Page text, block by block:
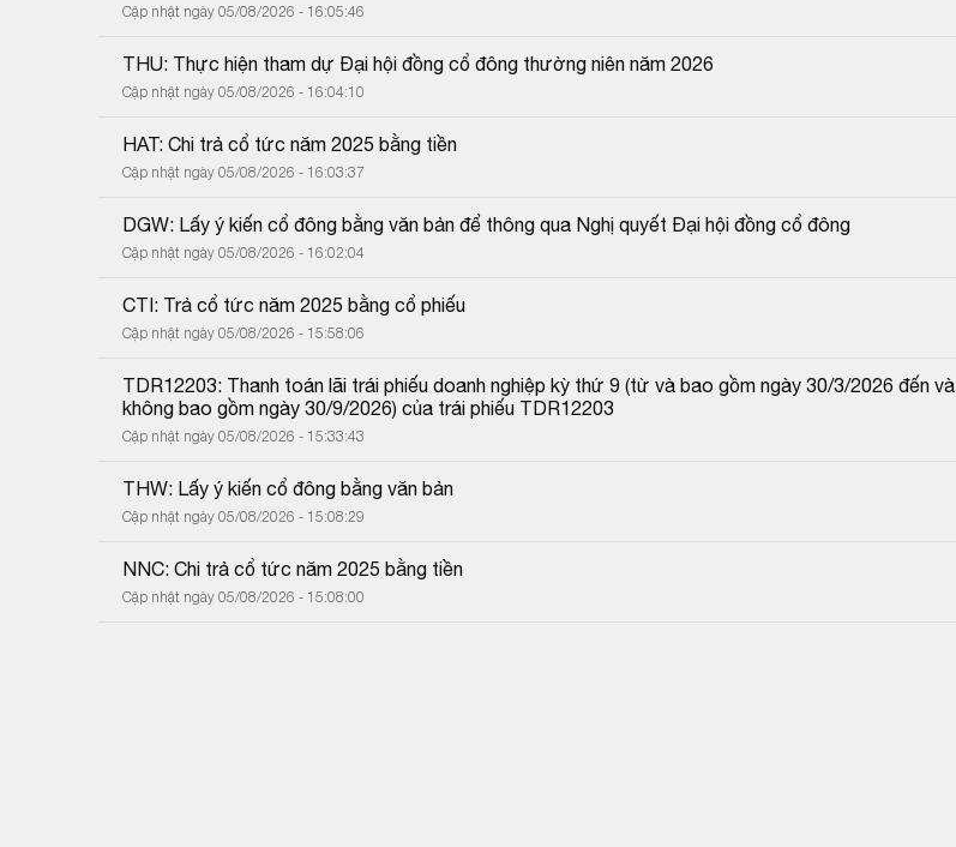
Cập nhật ngày 05/08/2026 - 16:05:46
THU: Thực hiện tham dự Đại hội đồng cổ đông thường niên năm 2026
Cập nhật ngày 05/08/2026 - 16:04:10
HAT: Chi trả cổ tức năm 2025 bằng tiền
Cập nhật ngày 05/08/2026 - 16:03:37
DGW: Lấy ý kiến cổ đông bằng văn bản để thông qua Nghị quyết Đại hội đồng cổ đông
Cập nhật ngày 05/08/2026 - 16:02:04
CTI: Trả cổ tức năm 2025 bằng cổ phiếu
Cập nhật ngày 05/08/2026 - 15:58:06
TDR12203: Thanh toán lãi trái phiếu doanh nghiệp kỳ thứ 9 (từ và bao gồm ngày 30/3/2026 đến và
không bao gồm ngày 30/9/2026) của trái phiếu TDR12203
Cập nhật ngày 05/08/2026 - 15:33:43
THW: Lấy ý kiến cổ đông bằng văn bản
Cập nhật ngày 05/08/2026 - 15:08:29
NNC: Chi trả cổ tức năm 2025 bằng tiền
Cập nhật ngày 05/08/2026 - 15:08:00